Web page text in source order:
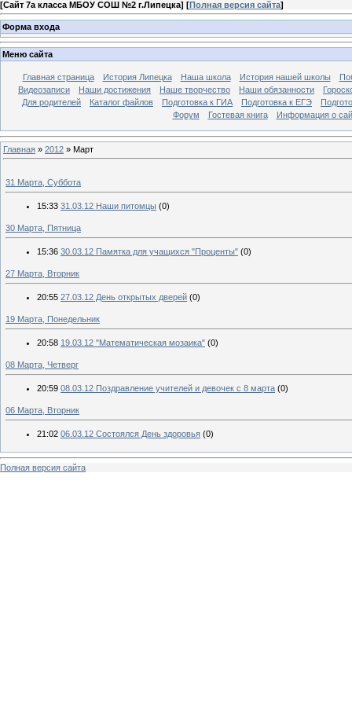
[Сайт 7а класса МБОУ СОШ №2 г.Липецка] [Полная версия сайта]
Форма входа
Меню сайта
Главная страница История Липецка Наша школа История нашей школы
Видеозаписи
Наши достижения Наше творчество Наши обязанности
Для родителей
Каталог файлов Подготовка к ГИА Подготовка к ЕГЭ
Форум
Гостевая книга Информация о
Главная » 2012 » Март
31 Марта, Суббота
15:33 31.03.12 Наши питомцы (0)
30 Марта, Пятница
15:36 30.03.12 Памятка для учащихся "Проценты" (0)
27 Марта, Вторник
20:55 27.03.12 День открытых дверей (0)
19 Марта, Понедельник
20:58 19.03.12 "Математическая мозаика" (0)
08 Марта, Четверг
20:59 08.03.12 Поздравление учителей и девочек с 8 марта (0)
06 Марта, Вторник
21:02 06.03.12 Состоялся День здоровья (0)
Полная версия сайта